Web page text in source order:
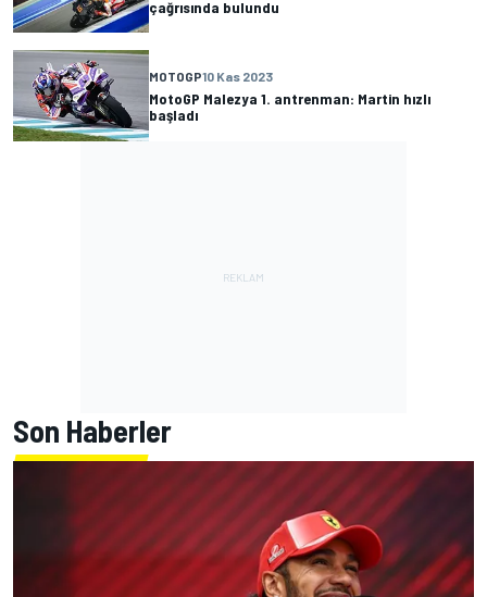
çağrısında bulundu
MOTOGP10 Kas 2023
MotoGP Malezya 1. antrenman: Martin hızlı
başladı
Son Haberler